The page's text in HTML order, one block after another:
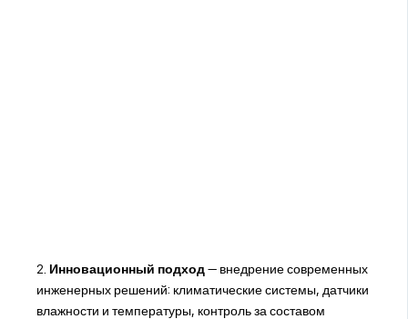
2. Инновационный подход— внедрение современных
инженерных решений: климатические системы, датчики
влажности и температуры, контроль за составом